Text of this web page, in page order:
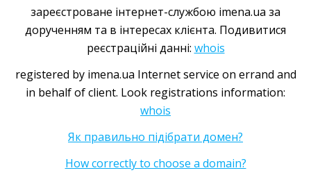
зареєстроване інтернет-службою imena.ua за
дорученням та в інтересах клієнта. Подивитися
реєстраційні данні: whois
registered by imena.ua Internet service on errand and
in behalf of client. Look registrations information:
whois
Як правильно підібрати домен?
How correctly to choose a domain?